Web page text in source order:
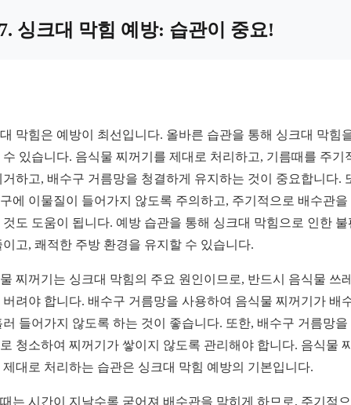
싱크대 막힘 예방: 습관이 중요!
막힘은 예방이 최선입니다. 올바른 습관을 통해 싱크대 막힘
수 있습니다. 음식물 찌꺼기를 제대로 처리하고, 기름때를 주기
거하고, 배수구 거름망을 청결하게 유지하는 것이 중요합니다.
에 이물질이 들어가지 않도록 주의하고, 주기적으로 배수관을
것도 도움이 됩니다. 예방 습관을 통해 싱크대 막힘으로 인한 불
이고, 쾌적한 주방 환경을 유지할 수 있습니다.
찌꺼기는 싱크대 막힘의 주요 원인이므로, 반드시 음식물 쓰
버려야 합니다. 배수구 거름망을 사용하여 음식물 찌꺼기가 배
러 들어가지 않도록 하는 것이 좋습니다. 또한, 배수구 거름망을
청소하여 찌꺼기가 쌓이지 않도록 관리해야 합니다. 음식물
제대로 처리하는 습관은 싱크대 막힘 예방의 기본입니다.
는 시간이 지날수록 굳어져 배수관을 막히게 하므로, 주기적